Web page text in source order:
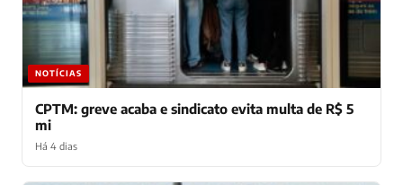
NOTÍCIAS
CPTM: greve acaba e sindicato evita multa de R$ 5
mi
Há 4 dias